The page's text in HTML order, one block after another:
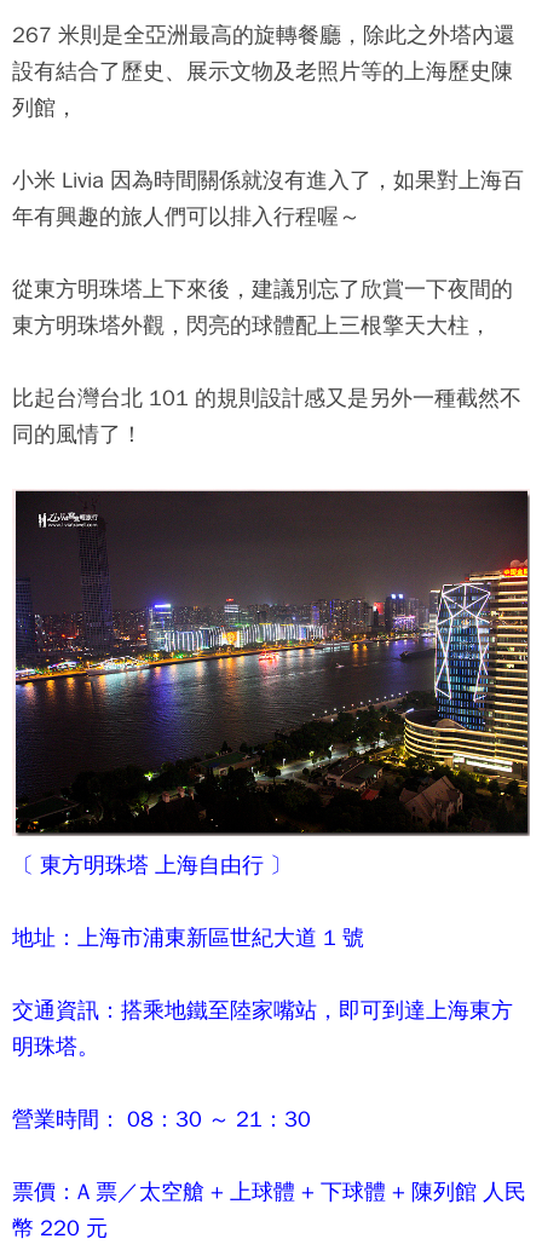
267 米則是全亞洲最高的旋轉餐廳，除此之外塔內還
設有結合了歷史、展示文物及老照片等的上海歷史陳
列館，
小米 Livia 因為時間關係就沒有進入了，如果對上海百
年有興趣的旅人們可以排入行程喔～
從東方明珠塔上下來後，建議別忘了欣賞一下夜間的
東方明珠塔外觀，閃亮的球體配上三根擎天大柱，
比起台灣台北 101 的規則設計感又是另外一種截然不
同的風情了！
〔 東方明珠塔 上海自由行 〕
地址：上海市浦東新區世紀大道 1 號
交通資訊：搭乘地鐵至陸家嘴站，即可到達上海東方
明珠塔。
營業時間： 08：30 ～ 21：30
票價：A 票／太空艙 + 上球體 + 下球體 + 陳列館 人民
幣 220 元